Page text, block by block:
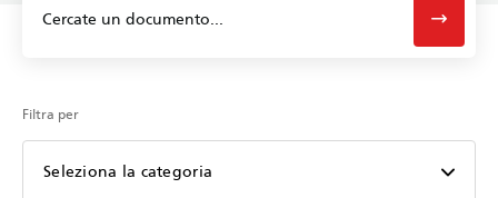
Filtra per
Seleziona la categoria